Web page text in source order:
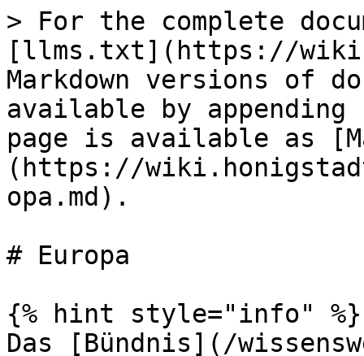
> For the complete
[llms.txt](https://
Markdown versions of
available by
page is available as
(https://
opa.md).
# Europa
{% hint style="info" %}
Das [Bündnis](/